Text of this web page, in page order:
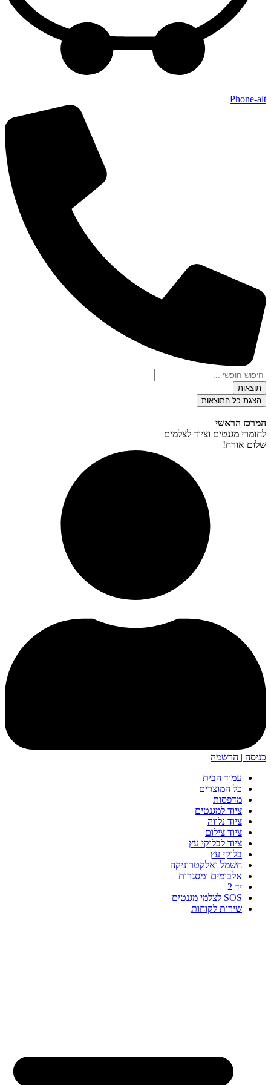
Phone-alt
Search
...תוצאות
הצגת כל התוצאות
המרכז הראשי
לחומרי מגנטים וציוד לצלמים
שלום אורח!
כניסה | הרשמה
עמוד הבית
כל המוצרים
מדפסות
ציוד למגנטים
ציוד נלווה
ציוד צילום
ציוד לבלוקי עץ
בלוקי עץ
חשמל ואלקטרוניקה
אלבומים ומסגרות
יד 2
SOS לצלמי מגנטים
שירות לקוחות